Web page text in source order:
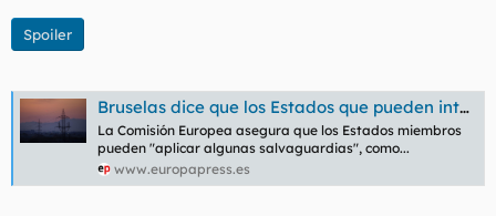
Spoiler
Bruselas dice que los Estados que pueden intervenir en los precios de la luz para colectivos vulnerables
La Comisión Europea asegura que los Estados miembros
pueden "aplicar algunas salvaguardias", como...
www.europapress.es